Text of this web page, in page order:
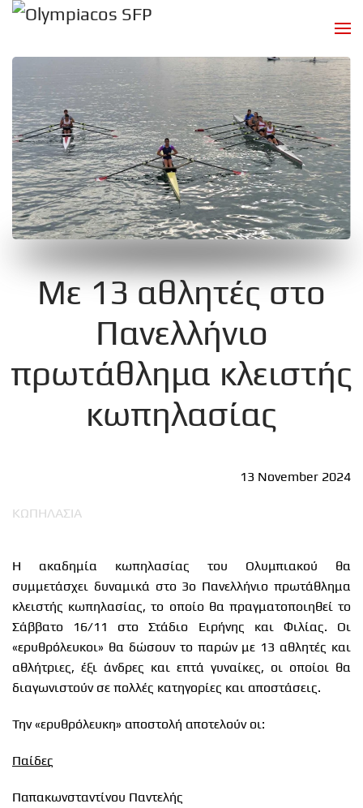
Με 13 αθλητές στο
Πανελλήνιο
πρωτάθλημα κλειστής
κωπηλασίας
13 November 2024
ΚΩΠΗΛΑΣΙΑ
Η ακαδημία κωπηλασίας του Ολυμπιακού θα
συμμετάσχει δυναμικά στο 3ο Πανελλήνιο πρωτάθλημα
κλειστής κωπηλασίας, το οποίο θα πραγματοποιηθεί το
Σάββατο 16/11 στο Στάδιο Ειρήνης και Φιλίας. Οι
«ερυθρόλευκοι» θα δώσουν το παρών με 13 αθλητές και
αθλήτριες, έξι άνδρες και επτά γυναίκες, οι οποίοι θα
διαγωνιστούν σε πολλές κατηγορίες και αποστάσεις.
Την «ερυθρόλευκη» αποστολή αποτελούν οι:
Παίδες
Παπακωνσταντίνου Παντελής